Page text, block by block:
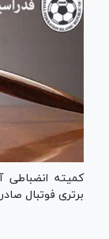
کمیته
برتری فوتبال